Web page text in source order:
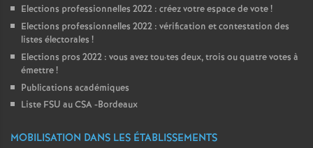
Elections professionnelles 2022 : créez votre espace de vote!
Elections professionnelles 2022 : vérification et contestation des
listes électorales !
Elections pros 2022 : vous avez tou·tes deux, trois ou quatre votes à
émettre!
Publications académiques
Liste FSU au CSA -Bordeaux
MOBILISATION DANS LES ÉTABLISSEMENTS